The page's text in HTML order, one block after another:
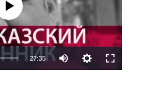
currently available
27:35